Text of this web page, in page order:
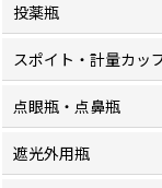
投薬瓶
スポイト・計量カッ
点眼瓶・点鼻瓶
遮光外用瓶